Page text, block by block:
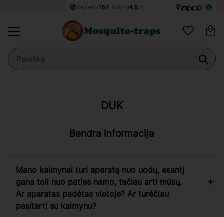
DUK
Bendra informacija
Mano kaimynai turi aparatą nuo uodų, esantį
gana toli nuo paties namo, tačiau arti mūsų.
Ar aparatas padėtas vietoje? Ar turėčiau
pasitarti su kaimynu?